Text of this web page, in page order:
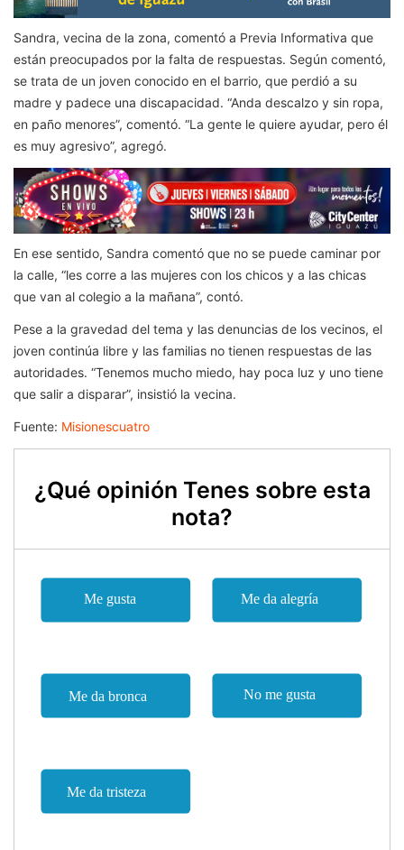
Sandra, vecina de la zona, comentó a Previa Informativa que
están preocupados por la falta de respuestas. Según comentó,
se trata de un joven conocido en el barrio, que perdió a su
madre y padece una discapacidad. “Anda descalzo y sin ropa,
en paño menores”, comentó. “La gente le quiere ayudar, pero él
es muy agresivo”, agregó.
En ese sentido, Sandra comentó que no se puede caminar por
la calle, “les corre a las mujeres con los chicos y a las chicas
que van al colegio a la mañana”, contó.
Pese a la gravedad del tema y las denuncias de los vecinos, el
joven continúa libre y las familias no tienen respuestas de las
autoridades. “Tenemos mucho miedo, hay poca luz y uno tiene
que salir a disparar”, insistió la vecina.
Fuente: Misionescuatro
¿Qué opinión Tenes sobre esta
nota?